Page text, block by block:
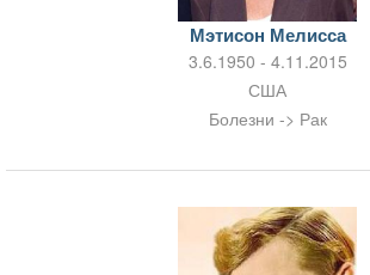
Мэтисон Мелисса
3.6.1950 - 4.11.2015
США
Болезни -> Рак